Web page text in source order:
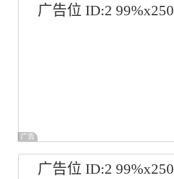
广告位 ID:2 99%x250
广告
广告位 ID:2 99%x250